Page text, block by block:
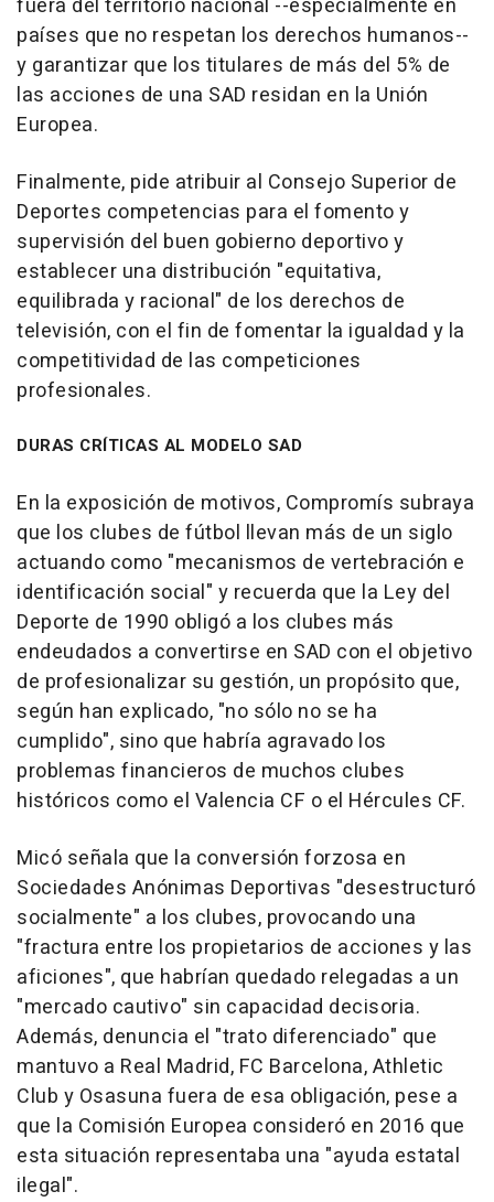
fuera del territorio nacional --especialmente en
países que no respetan los derechos humanos--
y garantizar que los titulares de más del 5% de
las acciones de una SAD residan en la Unión
Europea.
Finalmente, pide atribuir al Consejo Superior de
Deportes competencias para el fomento y
supervisión del buen gobierno deportivo y
establecer una distribución "equitativa,
equilibrada y racional" de los derechos de
televisión, con el fin de fomentar la igualdad y la
competitividad de las competiciones
profesionales.
DURAS CRÍTICAS AL MODELO SAD
En la exposición de motivos, Compromís subraya
que los clubes de fútbol llevan más de un siglo
actuando como "mecanismos de vertebración e
identificación social" y recuerda que la Ley del
Deporte de 1990 obligó a los clubes más
endeudados a convertirse en SAD con el objetivo
de profesionalizar su gestión, un propósito que,
según han explicado, "no sólo no se ha
cumplido", sino que habría agravado los
problemas financieros de muchos clubes
históricos como el Valencia CF o el Hércules CF.
Micó señala que la conversión forzosa en
Sociedades Anónimas Deportivas "desestructuró
socialmente" a los clubes, provocando una
"fractura entre los propietarios de acciones y las
aficiones", que habrían quedado relegadas a un
"mercado cautivo" sin capacidad decisoria.
Además, denuncia el "trato diferenciado" que
mantuvo a Real Madrid, FC Barcelona, Athletic
Club y Osasuna fuera de esa obligación, pese a
que la Comisión Europea consideró en 2016 que
esta situación representaba una "ayuda estatal
ilegal".